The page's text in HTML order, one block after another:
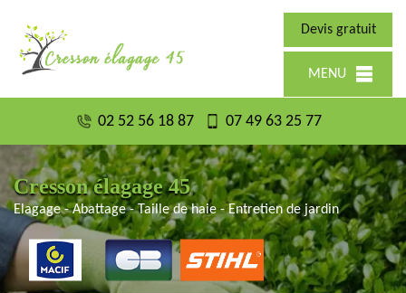
Devis gratuit
MENU
02 52 56 18 87 07 49 63 25 77
Cresson élagage 45
Elagage - Abattage - Taille de haie - Entretien de jardin